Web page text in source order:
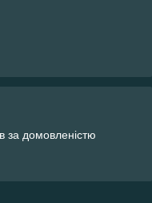
за домовленістю